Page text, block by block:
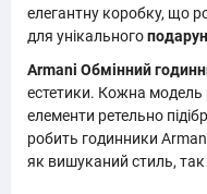
елегантну коробку, що
для унікального
Armani Обмінний
естетики. Кожна модель
елементи ретельно
робить годинники
як вишуканий стиль, так